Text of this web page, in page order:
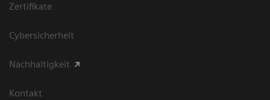
Zertifikate
Cybersicherheit
Nachhaltigkeit
Kontakt